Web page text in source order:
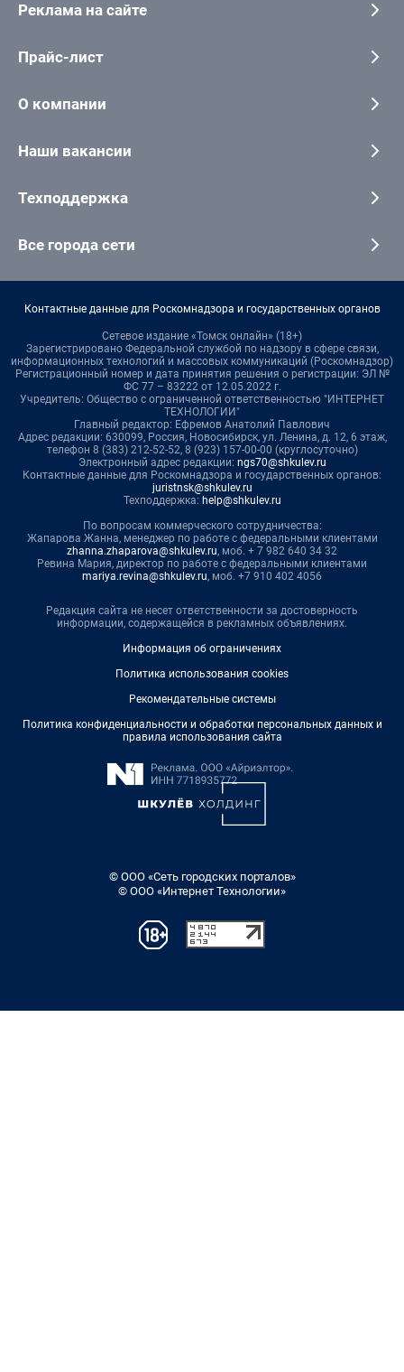
Реклама на сайте
Прайс-лист
О компании
Наши вакансии
Техподдержка
Все города сети
Контактные данные для Роскомнадзора и государственных органов
Сетевое издание «Томск онлайн» (18+)
Зарегистрировано Федеральной службой по надзору в сфере связи,
информационных технологий и массовых коммуникаций (Роскомнадзор)
Регистрационный номер и дата принятия решения о регистрации: ЭЛ №
ФС 77 – 83222 от 12.05.2022 г.
Учредитель: Общество с ограниченной ответственностью "ИНТЕРНЕТ
ТЕХНОЛОГИИ"
Главный редактор: Ефремов Анатолий Павлович
Адрес редакции: 630099, Россия, Новосибирск, ул. Ленина, д. 12, 6 этаж,
телефон 8 (383) 212-52-52, 8 (923) 157-00-00 (круглосуточно)
Электронный адрес редакции: ngs70@shkulev.ru
Контактные данные для Роскомнадзора и государственных органов:
juristnsk@shkulev.ru
Техподдержка: help@shkulev.ru
По вопросам коммерческого сотрудничества:
Жапарова Жанна, менеджер по работе с федеральными клиентами
zhanna.zhaparova@shkulev.ru, моб. + 7 982 640 34 32
Ревина Мария, директор по работе с федеральными клиентами
mariya.revina@shkulev.ru, моб. +7 910 402 4056
Редакция сайта не несет ответственности за достоверность
информации, содержащейся в рекламных объявлениях.
Информация об ограничениях
Политика использования cookies
Рекомендательные системы
Политика конфиденциальности и обработки персональных данных и
правила использования сайта
© ООО «Сеть городских порталов»
© ООО «Интернет Технологии»